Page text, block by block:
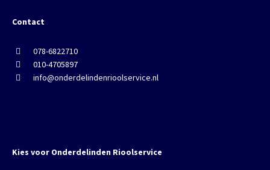
Contact
078-6822710
010-4705897
info@onderdelindenrioolservice.nl
Kies voor Onderdelinden Rioolservice